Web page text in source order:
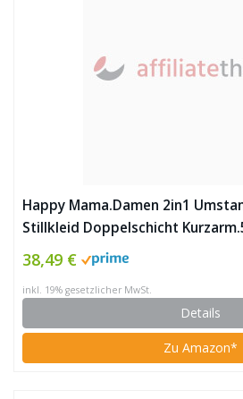
Happy Mama.Damen 2in1
Stillkleid Doppelschicht
38,49 €
inkl. 19% gesetzlicher MwSt.
Details
Zu Amazon*